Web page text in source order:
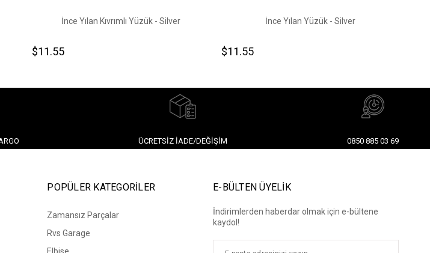
İnce Yılan Kıvrımlı Yüzük - Silver
$11.55
İnce Yılan Yüzük - Silver
$11.55
ÜCRETSIZ İADE/DEĞIŞIM 0850 885 03 69
POPÜLER KATEGORİLER
Zamansız Parçalar
Rvs Garage
E-BÜLTEN ÜYELİK
İndirimlerden haberdar olmak için e-bültene
kaydol!